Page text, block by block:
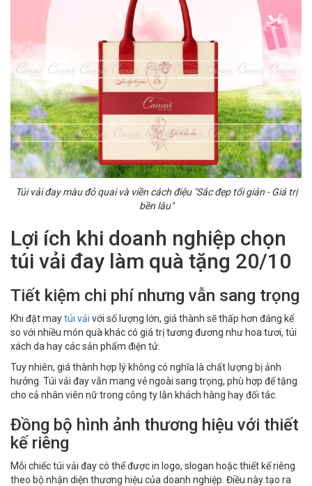
Túi vải đay màu đỏ quai và viền cách điệu "Sắc đẹp tối giản - Giá trị
bền lâu"
Lợi ích khi doanh nghiệp chọn
túi vải đay làm quà tặng 20/10
Tiết kiệm chi phí nhưng vẫn sang trọng
Khi đặt maytúi vải với số lượng lớn, giá thành sẽ thấp hơn đáng kể
so với nhiều món quà khác có giá trị tương đương như hoa tươi, túi
xách da hay các sản phẩm điện tử.
Tuy nhiên, giá thành hợp lý không có nghĩa là chất lượng bị ảnh
hưởng. Túi vải đay vẫn mang vẻ ngoài sang trọng, phù hợp để tặng
cho cả nhân viên nữ trong công ty lẫn khách hàng hay đối tác.
Đồng bộ hình ảnh thương hiệu với thiết
kế riêng
Mỗi chiếc túi vải đay có thể được in logo, slogan hoặc thiết kế riêng
theo bộ nhận diện thương hiệu của doanh nghiệp. Điều này tạo ra